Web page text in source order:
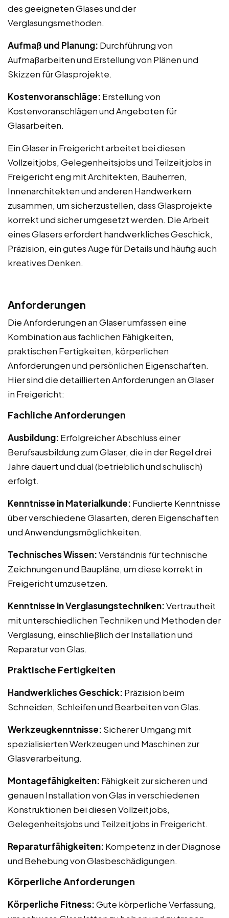
des geeigneten Glases und der
Verglasungsmethoden.
Aufmaß und Planung: Durchführung von
Aufmaßarbeiten und Erstellung von Plänen und
Skizzen für Glasprojekte.
Kostenvoranschläge: Erstellung von
Kostenvoranschlägen und Angeboten für
Glasarbeiten.
Ein Glaser in Freigericht arbeitet bei diesen
Vollzeitjobs, Gelegenheitsjobs und Teilzeitjobs in
Freigericht eng mit Architekten, Bauherren,
Innenarchitekten und anderen Handwerkern
zusammen, um sicherzustellen, dass Glasprojekte
korrekt und sicher umgesetzt werden. Die Arbeit
eines Glasers erfordert handwerkliches Geschick,
Präzision, ein gutes Auge für Details und häufig auch
kreatives Denken.
Anforderungen
Die Anforderungen an Glaser umfassen eine
Kombination aus fachlichen Fähigkeiten,
praktischen Fertigkeiten, körperlichen
Anforderungen und persönlichen Eigenschaften.
Hier sind die detaillierten Anforderungen an Glaser
in Freigericht:
Fachliche Anforderungen
Ausbildung: Erfolgreicher Abschluss einer
Berufsausbildung zum Glaser, die in der Regel drei
Jahre dauert und dual (betrieblich und schulisch)
erfolgt.
Kenntnisse in Materialkunde: Fundierte Kenntnisse
über verschiedene Glasarten, deren Eigenschaften
und Anwendungsmöglichkeiten.
Technisches Wissen:Verständnis für technische
Zeichnungen und Baupläne, um diese korrekt in
Freigericht umzusetzen.
Kenntnisse in Verglasungstechniken:Vertrautheit
mit unterschiedlichen Techniken und Methoden der
Verglasung, einschließlich der Installation und
Reparatur von Glas.
Praktische Fertigkeiten
Handwerkliches Geschick: Präzision beim
Schneiden, Schleifen und Bearbeiten von Glas.
Werkzeugkenntnisse: Sicherer Umgang mit
spezialisierten Werkzeugen und Maschinen zur
Glasverarbeitung.
Montagefähigkeiten: Fähigkeit zur sicheren und
genauen Installation von Glas in verschiedenen
Konstruktionen bei diesen Vollzeitjobs,
Gelegenheitsjobs und Teilzeitjobs in Freigericht.
Reparaturfähigkeiten: Kompetenz in der Diagnose
und Behebung von Glasbeschädigungen.
Körperliche Anforderungen
Körperliche Fitness:Gute körperliche Verfassung,